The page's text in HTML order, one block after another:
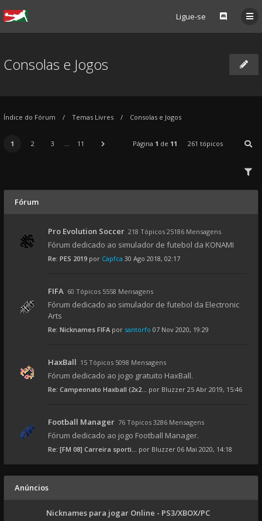
Ligue-se
Consolas e Jogos
Índice do Fórum Temas Livres Consolas e Jogos
1 2 3 ... 11 Página 1 de 11 261 tópicos
Fórum
Pro Evolution Soccer 218 Tópicos 25186 Mensagens
Fórum dedicado ao simulador de futebol da KONAMI
Re: PES 2019 por Capfca 30 Ago 2018, 02:17
FIFA 60 Tópicos 5558 Mensagens
Fórum dedicado ao simulador de futebol da Electronic
Arts
Re: Nicknames FIFA por santorfo 07 Nov 2020, 19:29
HaxBall 15 Tópicos 5098 Mensagens
Fórum dedicado ao jogo gratuito HaxBall.
Re: Campeonato Haxball (2x2... por Bluzzer 25 Abr 2019, 15:46
Football Manager 76 Tópicos 3286 Mensagens
Fórum dedicado ao jogo Football Manager.
Re: [FM 08] Carreira sporti... por Bluzzer 06 Mai 2020, 14:18
Anúncios
Nicknames para jogar Online - PS3/XBOX/PC